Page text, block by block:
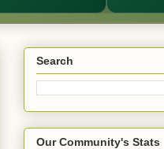
Search
Our Community's Stats